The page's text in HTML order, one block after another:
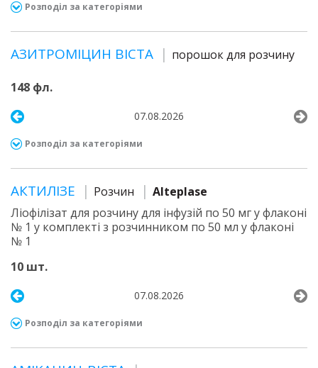
Розподіл за категоріями
АЗИТРОМІЦИН ВІСТА порошок для розчину
148 фл.
07.08.2026
Розподіл за категоріями
АКТИЛІЗЕ Розчин
Alteplase
Ліофілізат для розчину для інфузій по 50 мг у флаконі
№ 1 у комплекті з розчинником по 50 мл у флаконі
№ 1
10 шт.
07.08.2026
Розподіл за категоріями